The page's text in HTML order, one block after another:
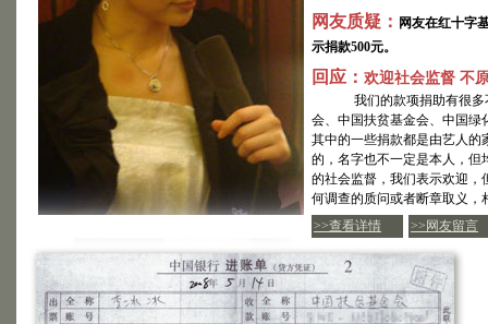
网友质疑： 网友在红十字
示捐款500元。
回应： 欢迎社会监督 不
我们的款项捐助有很多不
会、中国扶贫基金会、中国绿
其中的一些捐款都是由艺人的
的，名字也不一定是本人，但
的社会监督，我们表示欢迎，
何调查的质问或者断章取义，
>>查看详情
>>网友留言